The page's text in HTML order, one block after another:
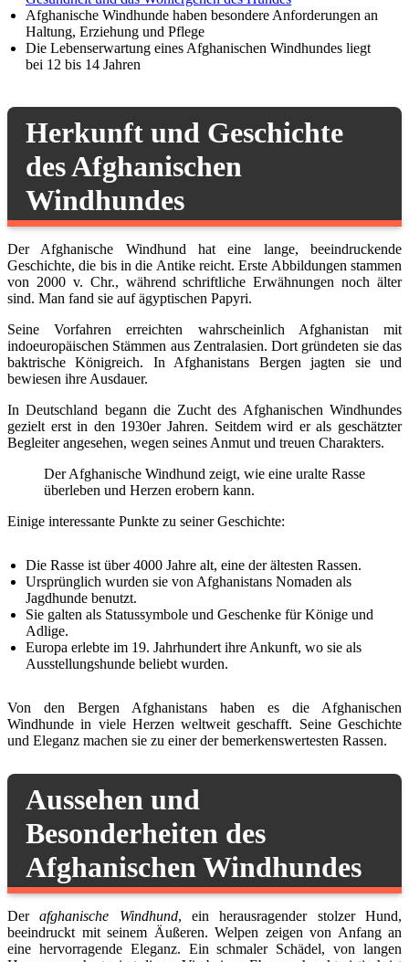
Afghanische Windhunde haben besondere Anforderungen an
Haltung, Erziehung und Pflege
Die Lebenserwartung eines Afghanischen Windhundes liegt
bei 12 bis 14 Jahren
Herkunft und Geschichte
des Afghanischen
Windhundes
Der Afghanische Windhund hat eine lange, beeindruckende
Geschichte, die bis in die Antike reicht. Erste Abbildungen stammen
von 2000 v. Chr., während schriftliche Erwähnungen noch älter
sind. Man fand sie auf ägyptischen Papyri.
Seine Vorfahren erreichten wahrscheinlich Afghanistan mit
indoeuropäischen Stämmen aus Zentralasien. Dort gründeten sie das
baktrische Königreich. In Afghanistans Bergen jagten sie und
bewiesen ihre Ausdauer.
In Deutschland begann die Zucht des Afghanischen Windhundes
gezielt erst in den 1930er Jahren. Seitdem wird er als geschätzter
Begleiter angesehen, wegen seines Anmut und treuen Charakters.
Der Afghanische Windhund zeigt, wie eine uralte Rasse
überleben und Herzen erobern kann.
Einige interessante Punkte zu seiner Geschichte:
Die Rasse ist über 4000 Jahre alt, eine der ältesten Rassen.
Ursprünglich wurden sie von Afghanistans Nomaden als
Jagdhunde benutzt.
Sie galten als Statussymbole und Geschenke für Könige und
Adlige.
Europa erlebte im 19. Jahrhundert ihre Ankunft, wo sie als
Ausstellungshunde beliebt wurden.
Von den Bergen Afghanistans haben es die Afghanischen
Windhunde in viele Herzen weltweit geschafft. Seine Geschichte
und Eleganz machen sie zu einer der bemerkenswertesten Rassen.
Aussehen und
Besonderheiten des
Afghanischen Windhundes
Derafghanische Windhund, ein herausragender stolzer Hund,
beeindruckt mit seinem Äußeren. Welpen zeigen von Anfang an
eine hervorragende Eleganz. Ein schmaler Schädel, von langen